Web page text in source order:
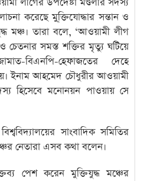
করেছে মু্ক্তিযোদ্ধার সন্তান ও
মঞ্চ। তারা বলে, ‘আওয়ামী লীগ
সমস্ত শক্তির মৃত্যু ঘটিয়ে
বিএনপি-হেফাজতের দেহে
ইনাম আহমেদ চৌধুরীর আওয়ামী
হিসেবে মনোনয়ন পাওয়ায় সে
সাংবাদিক সমিতির
নেতারা এসব কথা বলেন।
পেশ করেন মুক্তিযুদ্ধ মঞ্চের